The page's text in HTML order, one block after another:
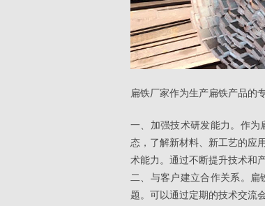
扁铁厂家作为生产扁铁产品的
一、加强技术研发能力。作为
态，了解新材料、新工艺的应
术能力。通过不断提升技术和
二、与客户建立合作关系。
扁
题。可以通过定期的技术交流